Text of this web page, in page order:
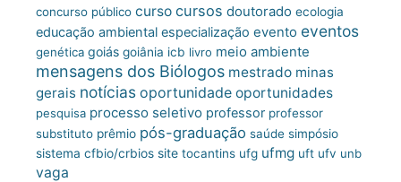
concurso público curso cursos doutorado ecologia
educação ambiental especialização evento eventos
genética goiás goiânia icb livro meio ambiente
mensagens dos Biólogos mestrado minas
gerais notícias oportunidade oportunidades
pesquisa processo seletivo professor professor
substituto prêmio pós-graduação saúde simpósio
sistema cfbio/crbios site tocantins ufg ufmg uft ufv unb
vaga